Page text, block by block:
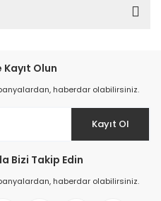
Olun
haberdar olabilirsiniz.
Kayıt Ol
Bizi Takip Edin
haberdar olabilirsiniz.